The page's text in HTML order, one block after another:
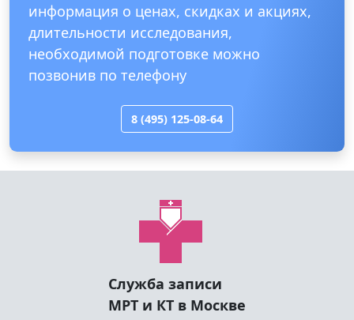
информация о ценах, скидках и акциях,
длительности исследования,
необходимой подготовке можно
позвонив по телефону
8 (495) 125-08-64
Служба записи
МРТ и КТ в Москве